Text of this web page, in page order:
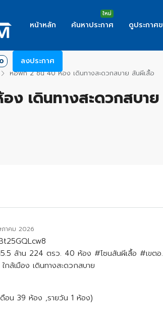
หน้าหลัก ค้นหาประกาศ ดูประกาศ
0 ลงประกาศ
หอพัก 2 ชั้น 40 ห้อง เดินทางสะดวกสบาย สันผีเสื้อ
เดินทางสะดวกสบา
าคม 2026
ล้าน​ 224 ตรว. 40​ ห้อง #โซนสันผีเสื้อ #เขต​
กล้เมือง เดินทางสะดวกสบาย
อน 39 ห้อง ,รายวัน 1 ห้อง)